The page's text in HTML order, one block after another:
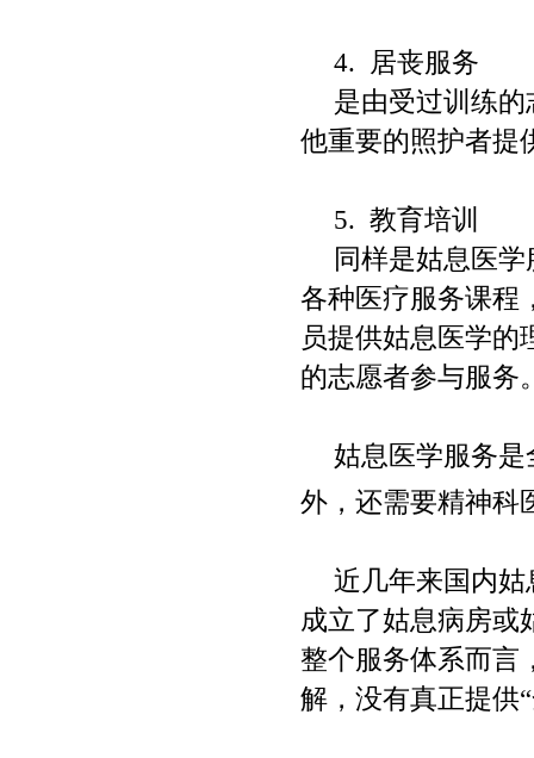
4.
居丧服务
是由受过训练
他重要的照护者提
5. 教育培训
同样是姑息医
各种医疗服务课程
员提供姑息医学的
的志愿者参与服务
姑息医学服务
外，还需要精神科
近几年来国内
成立了姑息病房或
整个服务体系而言
解，没有真正提供“